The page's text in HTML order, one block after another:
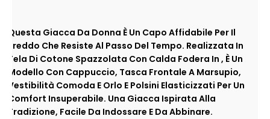
€ 145.00.€ 101.50.
Questa Giacca Da Donna È Un Capo Affidabile Per Il
Freddo Che Resiste Al Passo Del Tempo. Realizzata In
Tela Di Cotone Spazzolata Con Calda Fodera In , È Un
Modello Con Cappuccio, Tasca Frontale A Marsupio,
Vestibilità Comoda E Orlo E Polsini Elasticizzati Per Un
Comfort Insuperabile. Una Giacca Ispirata Alla
Tradizione, Facile Da Indossare E Da Abbinare.